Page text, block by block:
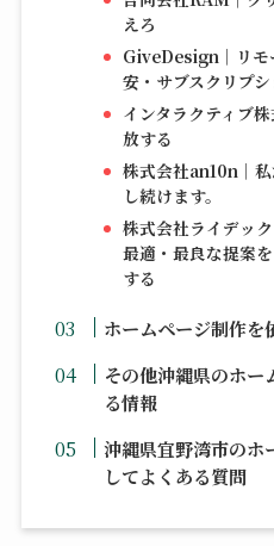
えろ
GiveDesign｜リモ
安・サブスクリプ
インタラクティブ
放する
株式会社an10n｜
し続けます。
株式会社ライデッ
最適・最良な提案
する
ホームページ制作を
その他沖縄県のホー
る情報
沖縄県宜野湾市のホ
してよくある質問